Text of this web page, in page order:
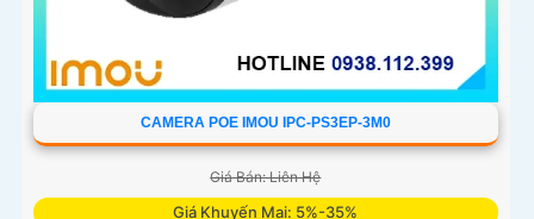
CAMERA POE IMOU IPC-PS3EP-3M0
Giá Bán: Liên Hệ
Giá Khuyến Mại: 5%-35%